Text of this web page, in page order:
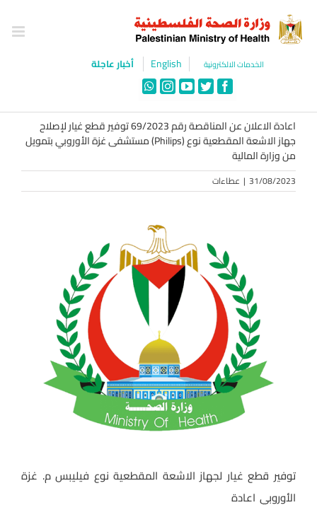
content
الخدمات الالكترونية English أخبار عاجلة
Facebook
Twitter
YouTube
Instagram
WhatsApp
اعادة الاعلان عن المناقصة رقم 69/2023 توفير قطع غيار لإصلاح
جهاز الاشعة المقطعية نوع (Philips) مستشفى غزة الأوروبي بتمويل
من وزارة المالية
31/08/2023
| عطاءات
توفير قطع غيار لجهاز الاشعة المقطعية نوع فيليبس م. غزة
الأوروبي اعادة